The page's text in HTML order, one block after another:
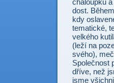
chaloupku
dost.
kdy
tematické,
velkého
(leží na
svého),
Společnost
dříve, než
jsme